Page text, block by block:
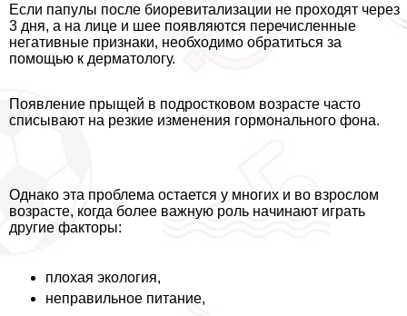
Если папулы после биоревитализации не проходят через
3 дня, а на лице и шее появляются перечисленные
негативные признаки, необходимо обратиться за
помощью к дерматологу.
Появление прыщей в подростковом возрасте часто
списывают на резкие изменения гормонального фона.
Однако эта проблема остается у многих и во взрослом
возрасте, когда более важную роль начинают играть
другие факторы:
плохая экология,
неправильное питание,